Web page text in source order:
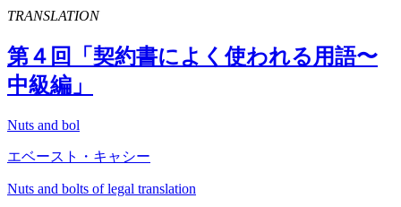
TRANSLATION
第４回「契約書によく使われる用語〜
中級編」
Nuts and bol
エベースト・キャシー
Nuts and bolts of legal translation